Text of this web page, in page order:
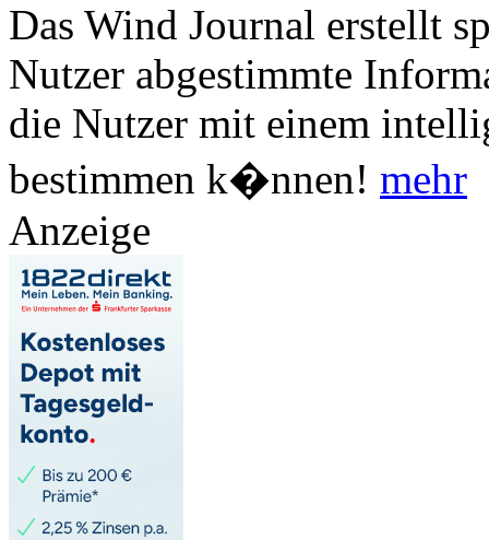
Das Wind Journal erstellt
Nutzer abgestimmte
die Nutzer mit einem
bestimmen k�nnen! mehr
Anzeige